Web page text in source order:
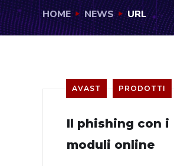
HOME NEWS URL
AVAST PRODOTTI
Il phishing con i
moduli online